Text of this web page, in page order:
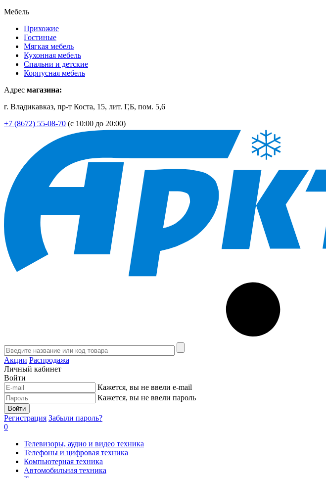
Мебель
Прихожие
Гостиные
Мягкая мебель
Кухонная мебель
Спальни и детские
Корпусная мебель
Адрес магазина:
г. Владикавказ, пр-т Коста, 15, лит. Г,Б, пом. 5,6
+7 (8672) 55-08-70 (с 10:00 до 20:00)
Акции Распродажа
Личный кабинет
Войти
Кажется, вы не ввели e-mail
Кажется, вы не ввели пароль
Войти
Регистрация Забыли пароль?
0
Телевизоры, аудио и видео техника
Телефоны и цифровая техника
Компьютерная техника
Автомобильная техника